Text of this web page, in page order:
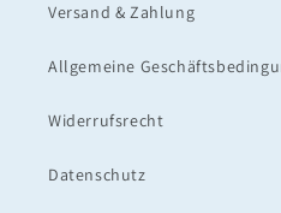
Versand & Zahlung
Allgemeine
Widerrufsrecht
Datenschutz